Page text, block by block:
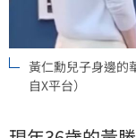
黃仁勳兒子身邊的
自X平台）